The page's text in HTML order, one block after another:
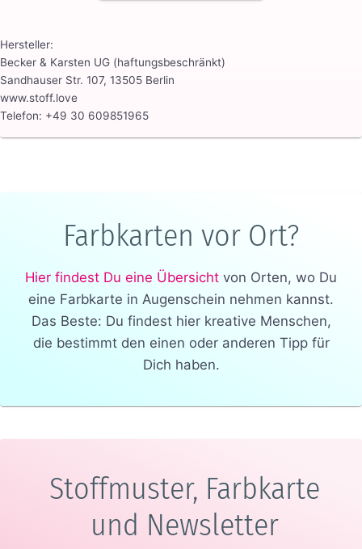
Hersteller:
Becker & Karsten UG (haftungsbeschränkt)
Sandhauser Str. 107, 13505 Berlin
www.stoff.love
Telefon: +49 30 609851965
Farbkarten vor Ort?
Hier findest Du eine Übersicht von Orten, wo Du
eine Farbkarte in Augenschein nehmen kannst.
Das Beste: Du findest hier kreative Menschen,
die bestimmt den einen oder anderen Tipp für
Dich haben.
Stoffmuster, Farbkarte
und Newsletter